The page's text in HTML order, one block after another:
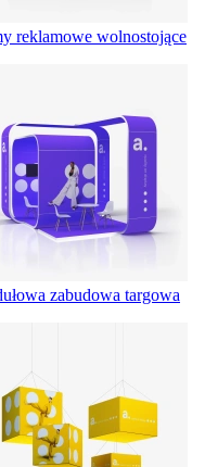
reklamowe wolnostojące
zabudowa targowa